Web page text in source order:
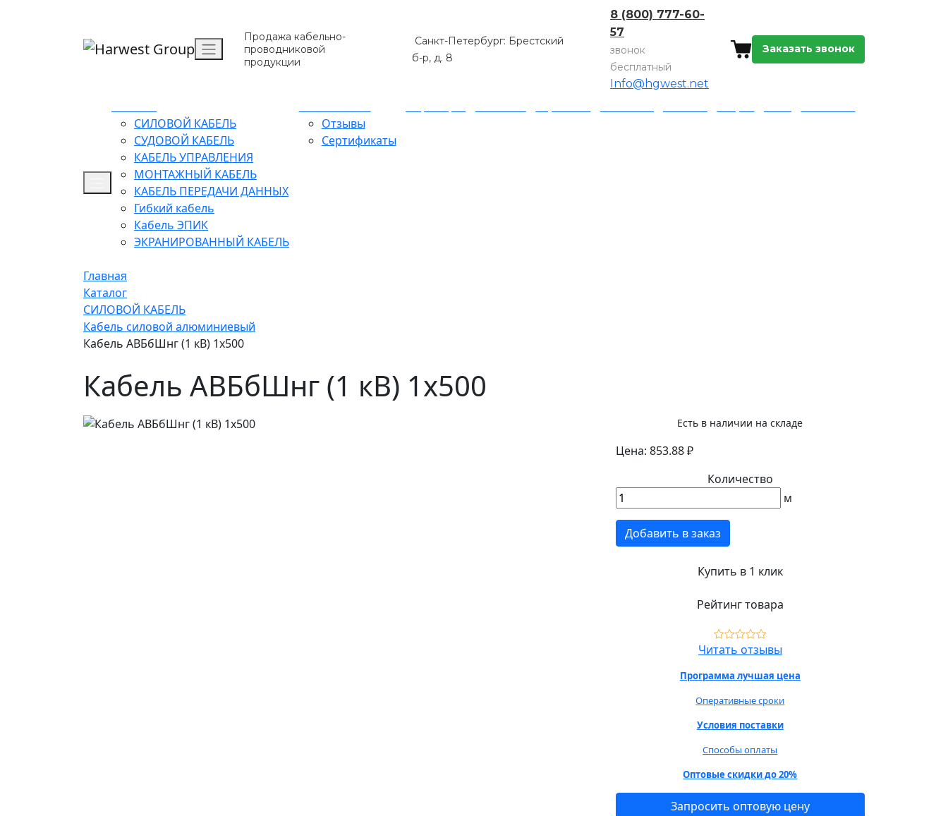
Продажа кабельно-
проводниковой
продукции
Санкт-Петербург: Брестский
б-р, д. 8
8 (800) 777-60-
57
звонок
бесплатный
Info@hgwest.net
Заказать звонок
СИЛОВОЙ КАБЕЛЬ
СУДОВОЙ КАБЕЛЬ
КАБЕЛЬ УПРАВЛЕНИЯ
МОНТАЖНЫЙ КАБЕЛЬ
КАБЕЛЬ ПЕРЕДАЧИ ДАННЫХ
Гибкий кабель
Кабель ЭПИК
ЭКРАНИРОВАННЫЙ КАБЕЛЬ
Отзывы
Сертификаты
Главная
Каталог
СИЛОВОЙ КАБЕЛЬ
Кабель силовой алюминиевый
Кабель АВБбШнг (1 кВ) 1х500
Кабель АВБбШнг (1 кВ) 1х500
Есть в наличии на складе
Цена: 853.88 ₽
Количество
м
Добавить в заказ
Купить в 1 клик
Рейтинг товара
Читать отзывы
Программа лучшая цена
Оперативные сроки
Условия поставки
Способы оплаты
Оптовые скидки до 20%
Запросить оптовую цену